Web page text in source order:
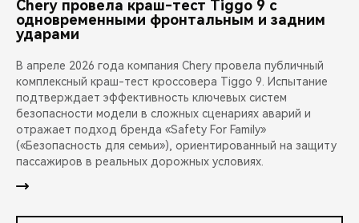
Chery провела краш-тест Tiggo 9 с
одновременными фронтальным и задним
ударами
В апреле 2026 года компания Chery провела публичный
комплексный краш-тест кроссовера Tiggo 9. Испытание
подтверждает эффективность ключевых систем
безопасности модели в сложных сценариях аварий и
отражает подход бренда «Safety For Family»
(«Безопасность для семьи»), ориентированный на защиту
пассажиров в реальных дорожных условиях.